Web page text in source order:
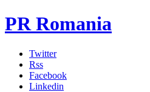
PR Romania
Twitter
Rss
Facebook
Linkedin